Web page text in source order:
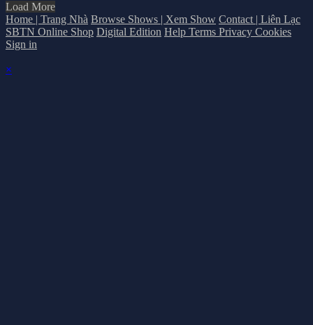
Load More
Home | Trang Nhà Browse Shows | Xem Show Contact | Liên Lạc
SBTN Online Shop Digital Edition Help Terms Privacy Cookies
Sign in
×